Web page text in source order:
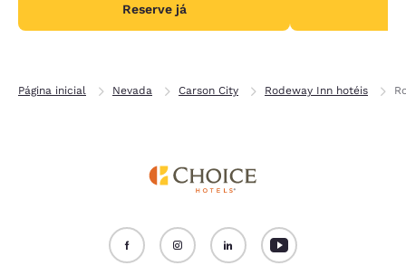
Reserve já
Página inicial Nevada Carson City Rodeway Inn hotéis